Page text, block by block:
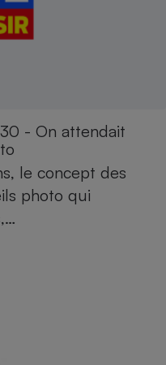
- On attendait
le concept des
photo qui